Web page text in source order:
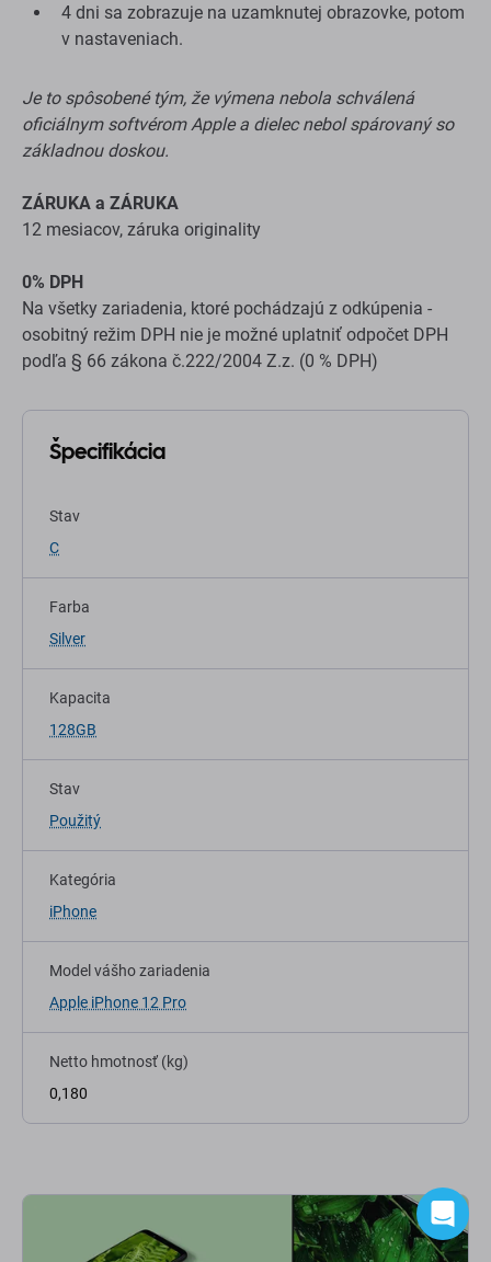
4 dni sa zobrazuje na uzamknutej obrazovke, potom
v nastaveniach.
Je to spôsobené tým, že výmena nebola schválená
oficiálnym softvérom Apple a dielec nebol spárovaný so
základnou doskou.
ZÁRUKA a ZÁRUKA
12 mesiacov, záruka originality
0% DPH
Na všetky zariadenia, ktoré pochádzajú z odkúpenia -
osobitný režim DPH nie je možné uplatniť odpočet DPH
podľa § 66 zákona č.222/2004 Z.z. (0 % DPH)
Špecifikácia
Stav
C
Farba
Silver
Kapacita
128GB
Stav
Použitý
Kategória
iPhone
Model vášho zariadenia
Apple iPhone 12 Pro
Netto hmotnosť (kg)
0,180